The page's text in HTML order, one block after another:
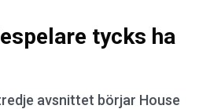
tycks ha
avsnittet börjar House